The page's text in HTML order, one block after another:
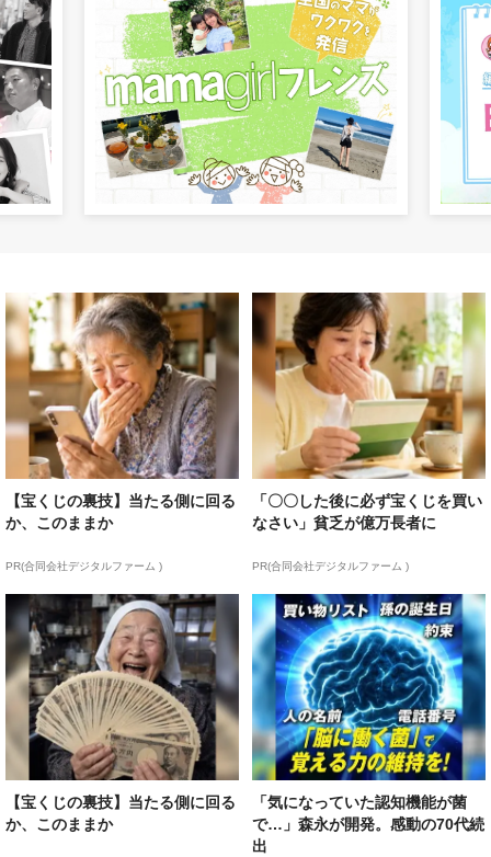
【宝くじの裏技】当たる側に回る
か、このままか
PR(合同会社デジタルファーム )
「〇〇した後に必ず宝くじを買い
なさい」貧乏が億万長者に
PR(合同会社デジタルファーム )
【宝くじの裏技】当たる側に回る
か、このままか
「気になっていた認知機能が菌
で…」森永が開発。感動の70代続
出